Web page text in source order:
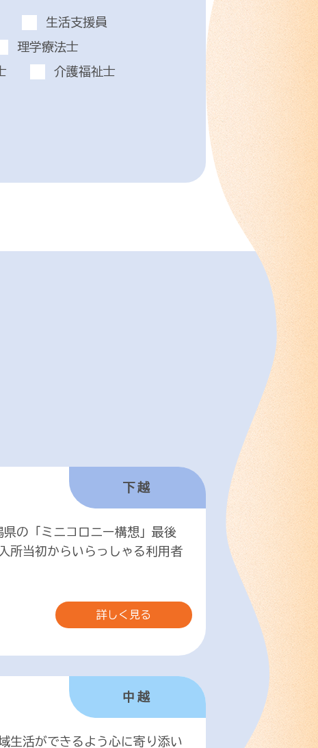
生活支援員
理学療法士
介護福祉士
下越
の「ミニコロニー構想」最後
所当初からいらっしゃる利用者
詳しく見る
中越
生活ができるよう心に寄り添い